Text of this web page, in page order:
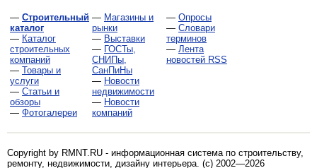
— Строительный
каталог
— Каталог
строительных
компаний
— Товары и
услуги
— Статьи и
обзоры
— Фотогалереи
— Магазины и
рынки
— Выставки
— ГОСТы,
СНИПы,
СанПиНы
— Новости
недвижимости
— Новости
компаний
— Опросы
— Словари
терминов
— Лента
новостей RSS
Copyright by RMNT.RU - информационная система по строительству,
ремонту, недвижимости, дизайну интерьера . (c) 2002—2026